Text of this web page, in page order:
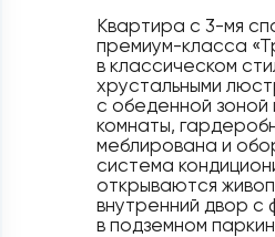
Квартира с 3-мя
премиум-класса
в классическом
хрустальными
с обеденной зоной
комнаты,
меблирована и
система
открываются
внутренний двор
в подземном